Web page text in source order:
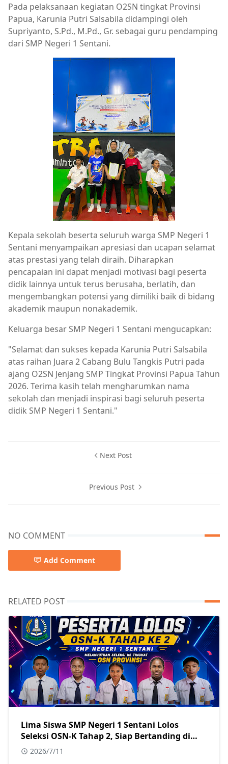
Pada pelaksanaan kegiatan O2SN tingkat Provinsi
Papua, Karunia Putri Salsabila didampingi oleh
Supriyanto, S.Pd., M.Pd., Gr. sebagai guru pendamping
dari SMP Negeri 1 Sentani.
Kepala sekolah beserta seluruh warga SMP Negeri 1
Sentani menyampaikan apresiasi dan ucapan selamat
atas prestasi yang telah diraih. Diharapkan
pencapaian ini dapat menjadi motivasi bagi peserta
didik lainnya untuk terus berusaha, berlatih, dan
mengembangkan potensi yang dimiliki baik di bidang
akademik maupun nonakademik.
Keluarga besar SMP Negeri 1 Sentani mengucapkan:
"Selamat dan sukses kepada Karunia Putri Salsabila
atas raihan Juara 2 Cabang Bulu Tangkis Putri pada
ajang O2SN Jenjang SMP Tingkat Provinsi Papua Tahun
2026. Terima kasih telah mengharumkan nama
sekolah dan menjadi inspirasi bagi seluruh peserta
didik SMP Negeri 1 Sentani."
Next Post
Previous Post
NO COMMENT
Add Comment
RELATED POST
Lima Siswa SMP Negeri 1 Sentani Lolos
Seleksi OSN-K Tahap 2, Siap Bertanding di
Tingkat Provinsi
2026/7/11